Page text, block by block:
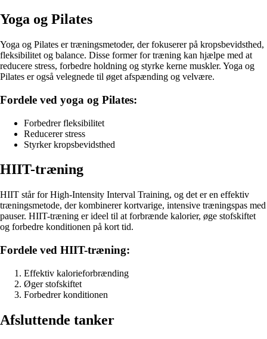
Yoga og Pilates
Yoga og Pilates er træningsmetoder, der fokuserer på kropsbevidsthed,
fleksibilitet og balance. Disse former for træning kan hjælpe med at
reducere stress, forbedre holdning og styrke kerne muskler. Yoga og
Pilates er også velegnede til øget afspænding og velvære.
Fordele ved yoga og Pilates:
Forbedrer fleksibilitet
Reducerer stress
Styrker kropsbevidsthed
HIIT-træning
HIIT står for High-Intensity Interval Training, og det er en effektiv
træningsmetode, der kombinerer kortvarige, intensive træningspas med
pauser. HIIT-træning er ideel til at forbrænde kalorier, øge stofskiftet
og forbedre konditionen på kort tid.
Fordele ved HIIT-træning:
Effektiv kalorieforbrænding
Øger stofskiftet
Forbedrer konditionen
Afsluttende tanker